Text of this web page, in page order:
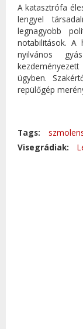
A katasztrófa
lengyel
legnagyobb
notabilitások. A
nyilvános
ügyben.
repülőgép
Tags:
Visegrádiak: